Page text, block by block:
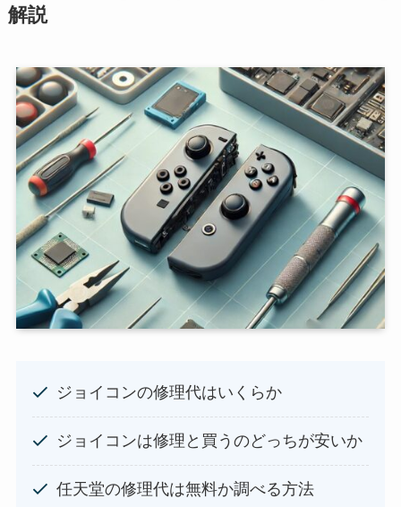
解説
ジョイコンの修理代はいくらか
ジョイコンは修理と買うのどっちが安いか
任天堂の修理代は無料か調べる方法